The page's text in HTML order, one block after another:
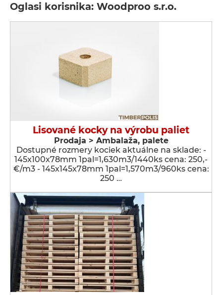
Oglasi korisnika: Woodproo s.r.o.
Lisované kocky na výrobu paliet
Prodaja > Ambalaža, palete
Dostupné rozmery kociek aktuálne na sklade: -
145x100x78mm 1pal=1,630m3/1440ks cena: 250,-
€/m3 - 145x145x78mm 1pal=1,570m3/960ks cena:
250 …